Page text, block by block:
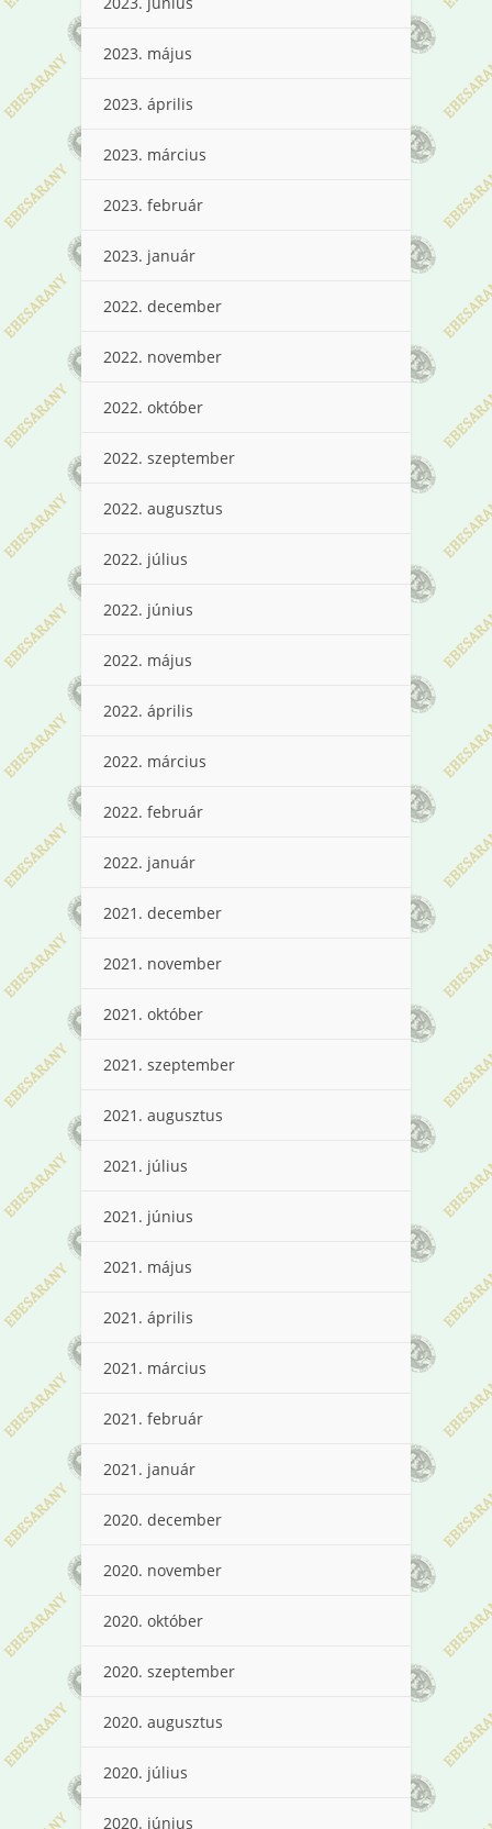
2023. május
2023. április
2023. március
2023. február
2023. január
2022. december
2022. november
2022. október
2022. szeptember
2022. augusztus
2022. július
2022. június
2022. május
2022. április
2022. március
2022. február
2022. január
2021. december
2021. november
2021. október
2021. szeptember
2021. augusztus
2021. július
2021. június
2021. május
2021. április
2021. március
2021. február
2021. január
2020. december
2020. november
2020. október
2020. szeptember
2020. augusztus
2020. július
2020. június